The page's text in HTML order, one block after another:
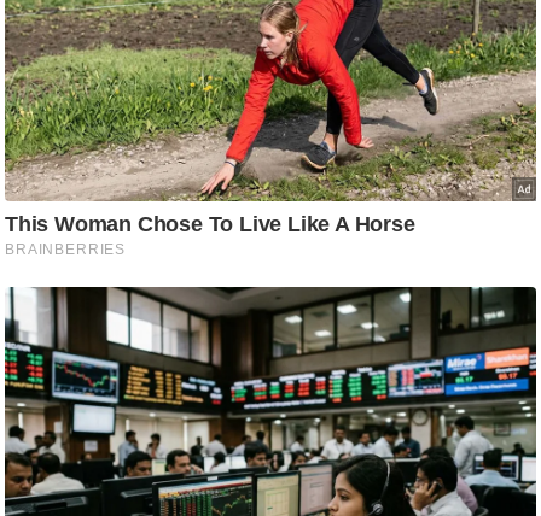
g
N
e
w
s
ला
इ
फ
इ
ल
टे
क्नॉ
लॉ
जी
ब्यू